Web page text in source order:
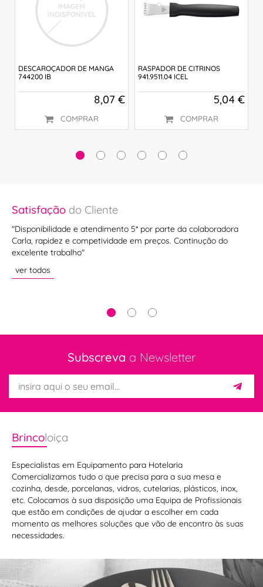
DESCAROÇADOR DE MANGA
744200 IB
8,07 €
COMPRAR
RASPADOR DE CITRINOS
941.9511.04 ICEL
5,04 €
COMPRAR
Satisfação do Cliente
"Disponibilidade e atendimento 5* por parte da colaboradora
Carla, rapidez e competividade em preços. Continução do
excelente trabalho"
ver todos
Subscreva a Newsletter
Brincoloiça
Especialistas em Equipamento para Hotelaria
Comercializamos tudo o que precisa para a sua mesa e
cozinha, desde, porcelanas, vidros, cutelarias, plásticos, inox,
etc. Colocamos à sua disposição uma Equipa de Profissionais
que estão em condições de ajudar a escolher em cada
momento as melhores soluções que vão de encontro às suas
necessidades.